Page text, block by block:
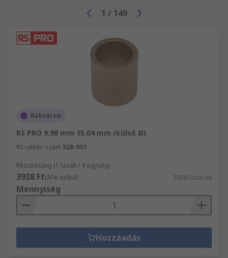
1 / 149
Raktáron
RS PRO 9.98 mm 15.04 mm (külső Ø)
RS raktári szám 528-957
Részösszeg (1 tasak / 4 egység)
3938 Ft(ÁFA nélkül) 3938 Ft/tasak
Mennyiség
Hozzáadás